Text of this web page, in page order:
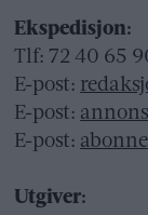
Ekspedisjon:
Tlf: 72 40 65
E-post:
E-post:
E-post:
Utgiver: